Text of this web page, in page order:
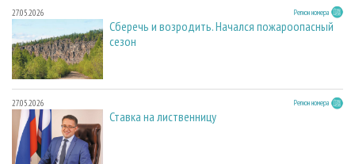
27.05.2026 Регион номера
Сберечь и возродить. Начался пожароопасный
сезон
27.05.2026 Регион номера
Ставка на лиственницу